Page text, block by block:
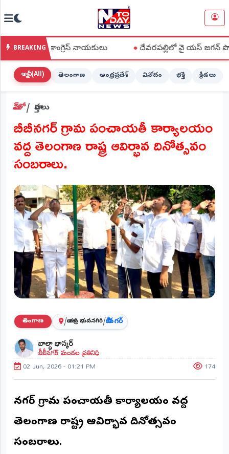
హోమ్
(Home)
STREAMING
లైవ్
(Live
TV)
లైవ్
రేడియో
(Live
Radio)
ప్రాంతీయ
వార్తలు
(STATE)
తెలంగాణ
విభాగాలు
(MAIN)
వినోదం
భక్తి
క్రీడలు
జాతీయం
BREAKING
కాంగ్రెస్ నాయకులు ●దేవరపల్లిలో వై యస్ జగన్ పొగాకు రైతుల
అన్నీ (All) తెలంగాణ ఆంధ్రప్రదేశ్ వినోదం భక్తి క్రీడలు
హోమ్ వార్తలు
బీబీనగర్ గ్రామ పంచాయతీ కార్యాలయం
వద్ద తెలంగాణ రాష్ట్ర ఆవిర్భావ దినోత్సవం
సంబరాలు.
తెలంగాణ /యాదాద్రి భువనగిరి/బీబీ నగర్
బాల్ధా భాస్కర్
బీబీనగర్ మండల ప్రతినిధి
02 Jun, 2026 - 01:21 PM 174
బీబీనగర్ గ్రామ పంచాయతీ కార్యాలయం వద్ద
తెలంగాణ రాష్ట్ర ఆవిర్భావ దినోత్సవం
సంబరాలు.